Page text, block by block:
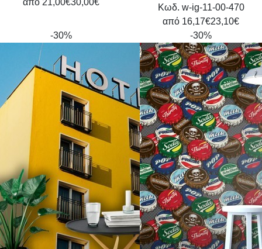
από 21,00€30,00€
Κωδ. w-ig-11-00-470
από 16,17€23,10€
-30%
-30%